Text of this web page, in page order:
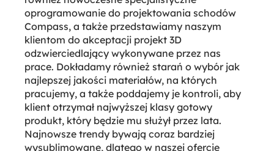
oprogramowanie do projektowania schodów
Compass, a także przedstawiamy naszym
klientom do akceptacji projekt 3D
odzwierciedlający wykonywane przez nas
prace. Dokładamy również starań o wybór jak
najlepszej jakości materiałów, na których
pracujemy, a także poddajemy je kontroli, aby
klient otrzymał najwyższej klasy gotowy
produkt, który będzie mu służył przez lata.
Najnowsze trendy bywają coraz bardziej
wysublimowane, dlatego w naszej ofercie